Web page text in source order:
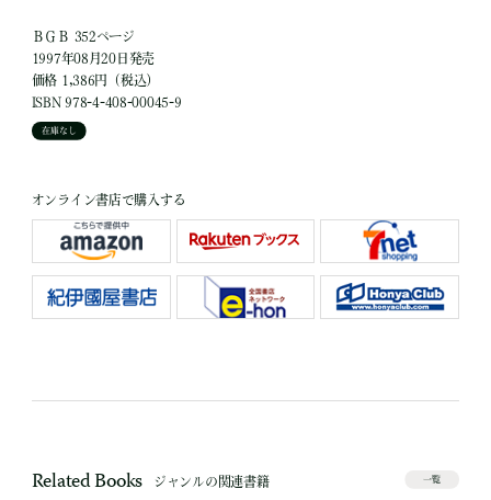
ＢＧＢ 352ページ
1997年08月20日発売
価格 1,386円（税込）
ISBN 978-4-408-00045-9
在庫なし
オンライン書店で購入する
Related Books ジャンルの関連書籍 一覧